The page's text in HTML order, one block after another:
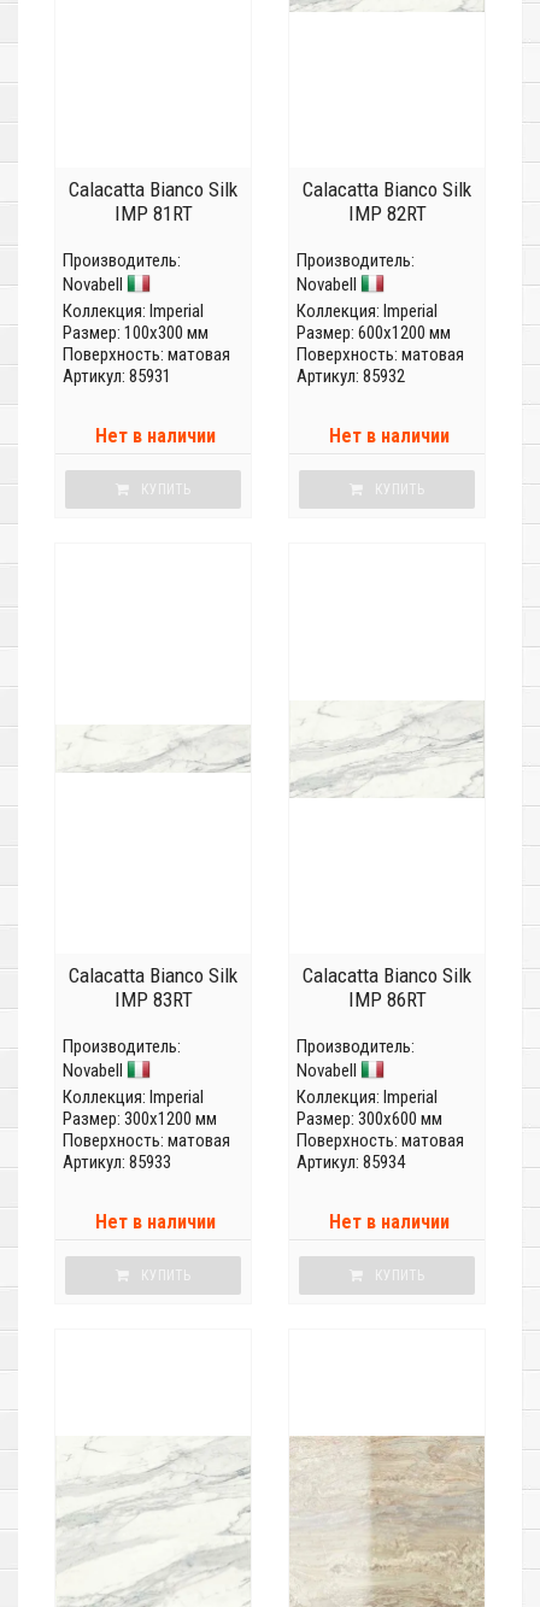
Calacatta Bianco Silk
IMP 81RT
Производитель:
Novabell
Коллекция: Imperial
Размер: 100x300 мм
Поверхность: матовая
Артикул: 85931
Нет в наличии
КУПИТЬ
Calacatta Bianco Silk
IMP 82RT
Производитель:
Novabell
Коллекция: Imperial
Размер: 600x1200 мм
Поверхность: матовая
Артикул: 85932
Нет в наличии
КУПИТЬ
Calacatta Bianco Silk
IMP 83RT
Производитель:
Novabell
Коллекция: Imperial
Размер: 300x1200 мм
Поверхность: матовая
Артикул: 85933
Нет в наличии
КУПИТЬ
Calacatta Bianco Silk
IMP 86RT
Производитель:
Novabell
Коллекция: Imperial
Размер: 300x600 мм
Поверхность: матовая
Артикул: 85934
Нет в наличии
КУПИТЬ